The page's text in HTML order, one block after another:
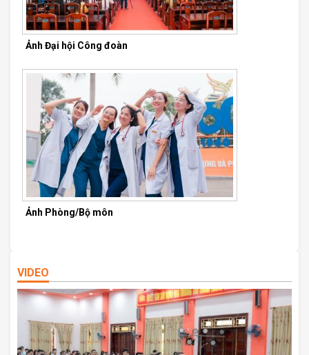
Ảnh Đại hội Công đoàn
Ảnh Phòng/Bộ môn
VIDEO